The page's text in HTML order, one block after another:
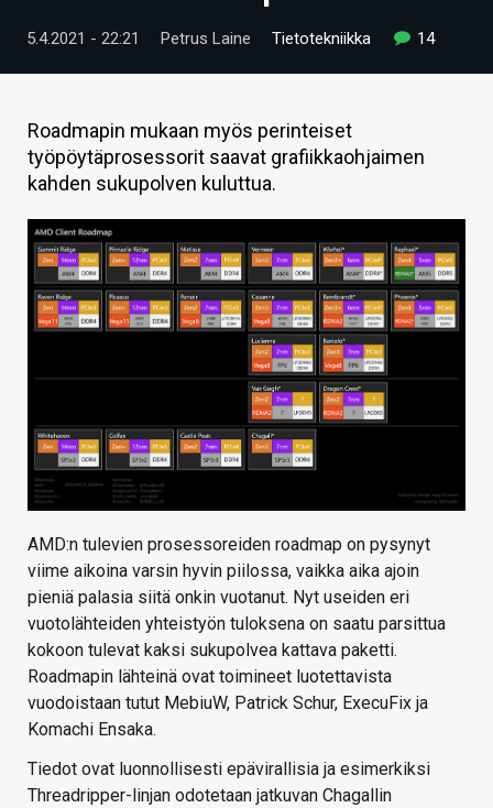
TECHBBS
HINTA.FI
KAUPPA
VAIHDA TEEMA
HAKU
5.4.2021 - 22:21 Petrus Laine Tietotekniikka 14
Roadmapin mukaan myös perinteiset
työpöytäprosessorit saavat grafiikkaohjaimen
kahden sukupolven kuluttua.
AMD:n tulevien prosessoreiden roadmap on pysynyt
viime aikoina varsin hyvin piilossa, vaikka aika ajoin
pieniä palasia siitä onkin vuotanut. Nyt useiden eri
vuotolähteiden yhteistyön tuloksena on saatu parsittua
kokoon tulevat kaksi sukupolvea kattava paketti.
Roadmapin lähteinä ovat toimineet luotettavista
vuodoistaan tutut MebiuW, Patrick Schur, ExecuFix ja
Komachi Ensaka.
Tiedot ovat luonnollisesti epävirallisia ja esimerkiksi
Threadripper-linjan odotetaan jatkuvan Chagallin